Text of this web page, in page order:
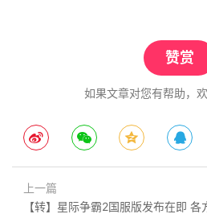
赞赏
如果文章对您有帮助，
上一篇
【转】星际争霸2国服版发布在即